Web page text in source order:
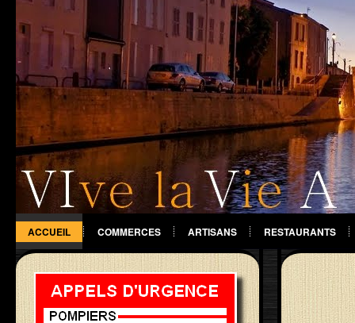
ACCUEIL COMMERCES ARTISANS RESTAURANTS
DIVERS